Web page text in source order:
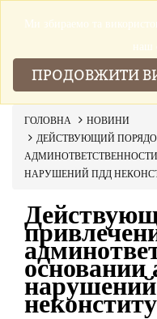
ГОЛОВНА
НОВИНИ
ДЕЙСТВУЮЩИЙ
НАРУШЕНИЙ ПДД
основании
Ми збираемо та
наш
ПРОДОВЖИТИ